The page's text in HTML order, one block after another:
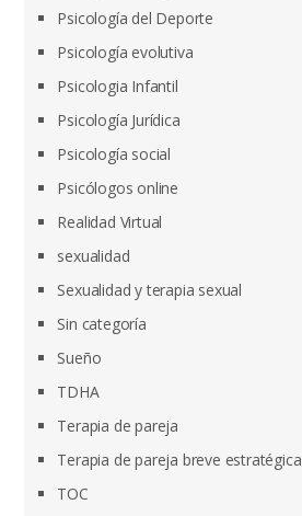
Psicología del Deporte
Psicología evolutiva
Psicologia Infantil
Psicología Jurídica
Psicología social
Psicólogos online
Realidad Virtual
sexualidad
Sexualidad y terapia sexual
Sin categoría
Sueño
TDHA
Terapia de pareja
Terapia de pareja breve estratégica
TOC